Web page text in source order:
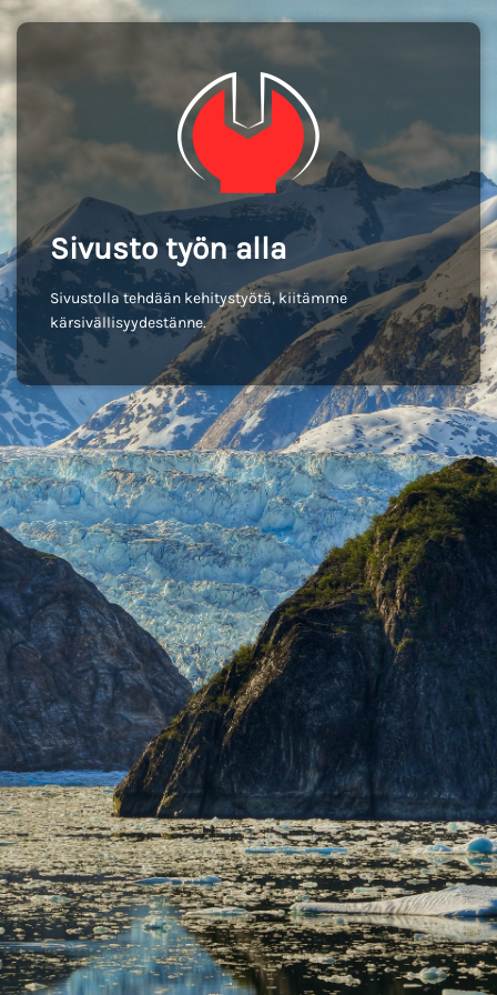
Sivusto työn alla
Sivustolla tehdään kehitystyötä, kiitämme
kärsivällisyydestänne.